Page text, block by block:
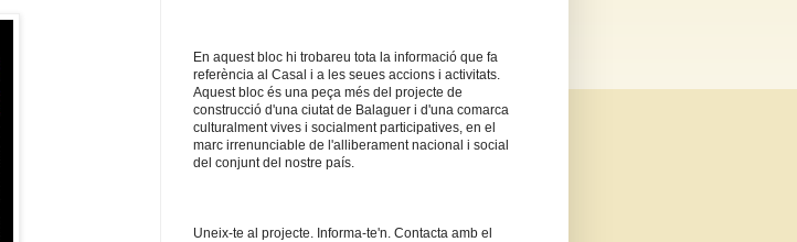
En aquest bloc hi trobareu tota la informació que fa
referència al Casal i a les seues accions i activitats.
Aquest bloc és una peça més del projecte de
construcció d'una ciutat de Balaguer i d'una comarca
culturalment vives i socialment participatives, en el
marc irrenunciable de l'alliberament nacional i social
del conjunt del nostre país.
Uneix-te al projecte. Informa-te'n. Contacta amb el